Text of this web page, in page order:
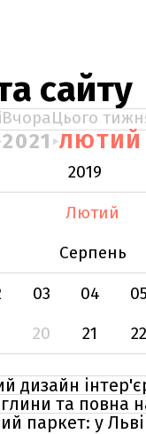
сайту
ВчораЦього
2021 ЛЮТИЙ
2019
Лютий
Серпень
03 04 05
20 21 22
дизайн
та повна
паркет: у